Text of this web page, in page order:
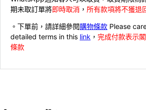
期未取訂單將即時取消 ， 所有款項將不獲退
。下單前，請詳細參閱購物條款 Please
detailed terms in this link ， 完成付款表示
條款